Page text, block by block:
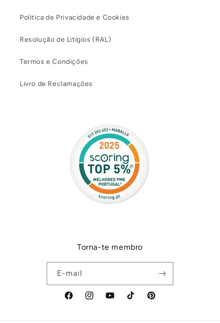
Politica de Privacidade e Cookies
Resolução de Litígios (RAL)
Termos e Condições
Livro de Reclamações
Torna-te membro
E-mail
FacebookInstagramYouTubeTikTok Pinterest